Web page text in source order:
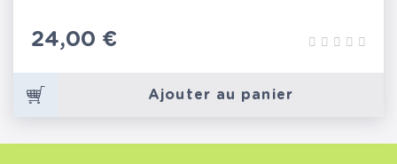
Prix
24,00 €
Ajouter au panier